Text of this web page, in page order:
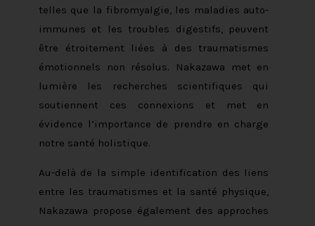
telles que la fibromyalgie, les maladies auto-
immunes et les troubles digestifs, peuvent
être étroitement liées à des traumatismes
émotionnels non résolus. Nakazawa met en
lumière les recherches scientifiques qui
soutiennent ces connexions et met en
évidence l’importance de prendre en charge
notre santé holistique.
Au-delà de la simple identification des liens
entre les traumatismes et la santé physique,
Nakazawa propose également des approches